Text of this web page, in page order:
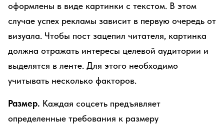
оформлены в виде картинки с текстом. В этом
случае успех рекламы зависит в первую очередь от
визуала. Чтобы пост зацепил читателя, картинка
должна отражать интересы целевой аудитории и
выделятся в ленте. Для этого необходимо
учитывать несколько факторов.
Размер. Каждая соцсеть предъявляет
определенные требования к размеру